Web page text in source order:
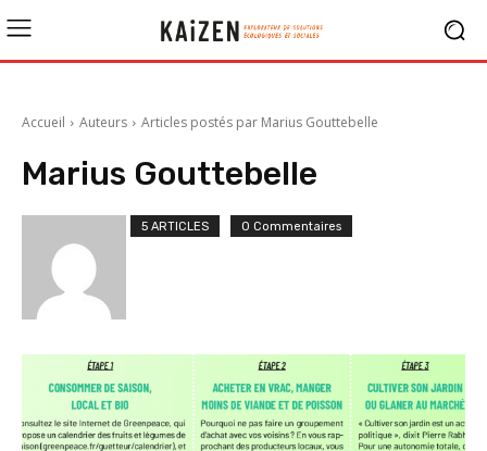
Accueil Auteurs Articles postés par Marius Gouttebelle
Marius Gouttebelle
5 ARTICLES 0 Commentaires